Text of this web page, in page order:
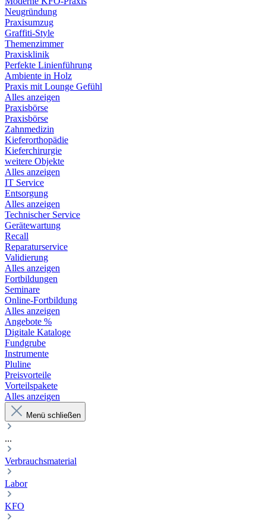
Neugründung
Praxisumzug
Graffiti-Style
Themenzimmer
Praxisklinik
Perfekte Linienführung
Ambiente in Holz
Praxis mit Lounge Gefühl
Alles anzeigen
Praxisbörse
Praxisbörse
Zahnmedizin
Kieferorthopädie
Kieferchirurgie
weitere Objekte
Alles anzeigen
IT Service
Entsorgung
Alles anzeigen
Technischer Service
Gerätewartung
Recall
Reparaturservice
Validierung
Alles anzeigen
Fortbildungen
Seminare
Online-Fortbildung
Alles anzeigen
Angebote %
Digitale Kataloge
Fundgrube
Instrumente
Pluline
Preisvorteile
Vorteilspakete
Alles anzeigen
Menü schließen
...
Verbrauchsmaterial
Labor
KFO